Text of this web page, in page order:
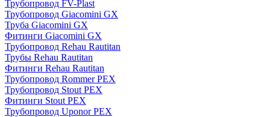
Трубопровод FV-Plast
Трубопровод Giacomini GX
Труба Giacomini GX
Фитинги Giacomini GX
Трубопровод Rehau Rautitan
Трубы Rehau Rautitan
Фитинги Rehau Rautitan
Трубопровод Rommer PEX
Трубопровод Stout PEX
Фитинги Stout PEX
Трубопровод Uponor PEX